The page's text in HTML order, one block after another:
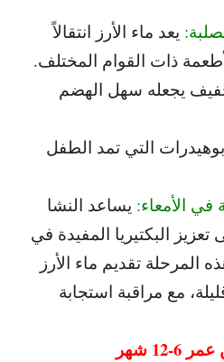
يعد ماء الأرز انتقالاً
ذات القوام المختلف.
يجعله سهل الهضم
التي تمد الطفل
في الأمعاء: يساعد النشا
البكتيريا المفيدة في
المرحلة تقديم ماء الأرز
مع مراقبة استجابة
شهر